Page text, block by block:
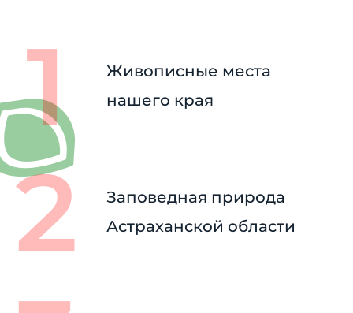
Живописные места
нашего края
Заповедная природа
Астраханской области